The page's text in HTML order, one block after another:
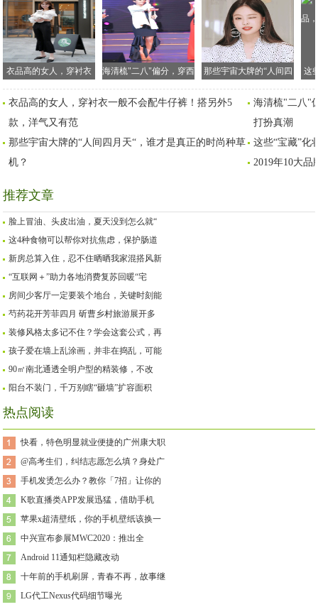
衣品高的女人，穿衬衣
一般不会配牛仔裤！搭
另外5款，洋气又有范
海清梳"二八"偏分，穿西
装裙"缝补"半截更有奢华
感，打扮真潮
那些宇宙大牌的“人间四
月天“，谁才是真正的时
尚种草机？
这
龄
衣品高的女人，穿衬衣一般不会配牛仔裤！搭另外5
款，洋气又有范
海清梳"二八"
打扮真潮
那些宇宙大牌的“人间四月天“，谁才是真正的时尚种草
机？
这些“宝藏”化
2019年10大
推荐文章
脸上冒油、头皮出油，夏天没到怎么就“
这4种食物可以帮你对抗焦虑，保护肠道
新房总算入住，忍不住晒晒我家混搭风新
“互联网＋”助力各地消费复苏回暖“宅
房间少客厅一定要装个地台，关键时刻能
芍药花开芳菲四月 斫曹乡村旅游展开多
装修风格太多记不住？学会这套公式，再
孩子爱在墙上乱涂画，并非在捣乱，可能
90㎡南北通透全明户型的精装修，不改
阳台不装门，千万别瞎“砸墙”扩容面积
热点阅读
快看，特色明显就业便捷的广州康大职
@高考生们，纠结志愿怎么填？身处广
手机发烫怎么办？教你「7招」让你的
K歌直播类APP发展迅猛，借助手机
苹果x超清壁纸，你的手机壁纸该换一
中兴宣布参展MWC2020：推出全
Android 11通知栏隐藏改动
十年前的手机刷屏，青春不再，故事继
LG代工Nexus代码细节曝光